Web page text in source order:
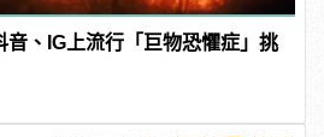
音、IG上流行「巨物恐懼症」挑